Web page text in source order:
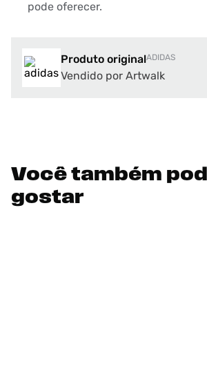
pode oferecer.
Produto originalADIDAS
Vendido por Artwalk
Você também
gostar